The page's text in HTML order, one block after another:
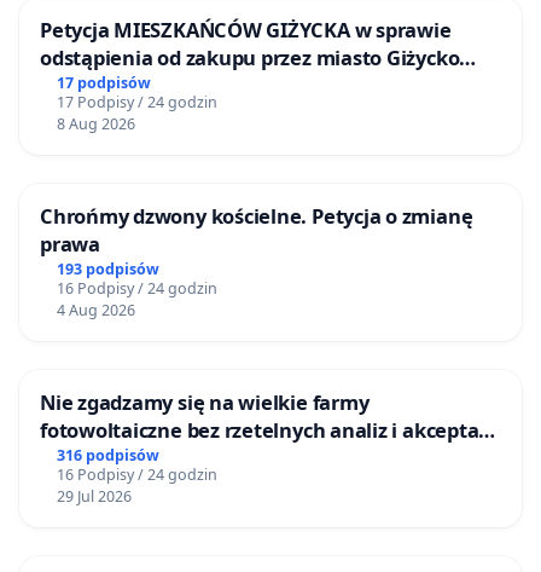
fot.: Antoni Sturzbecher
Petycja MIESZKAŃCÓW GIŻYCKA w sprawie
odstąpienia od zakupu przez miasto Giżycko
nieruchomości położonej nad jeziorem Niegocin
17 podpisów
17 Podpisy / 24 godzin
8 Aug 2026
Chrońmy dzwony kościelne. Petycja o zmianę
prawa
193 podpisów
16 Podpisy / 24 godzin
4 Aug 2026
Nie zgadzamy się na wielkie farmy
fotowoltaiczne bez rzetelnych analiz i akceptacji
mieszkańców
316 podpisów
16 Podpisy / 24 godzin
29 Jul 2026